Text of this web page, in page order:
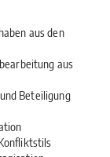
aus den
aus
Beteiligung